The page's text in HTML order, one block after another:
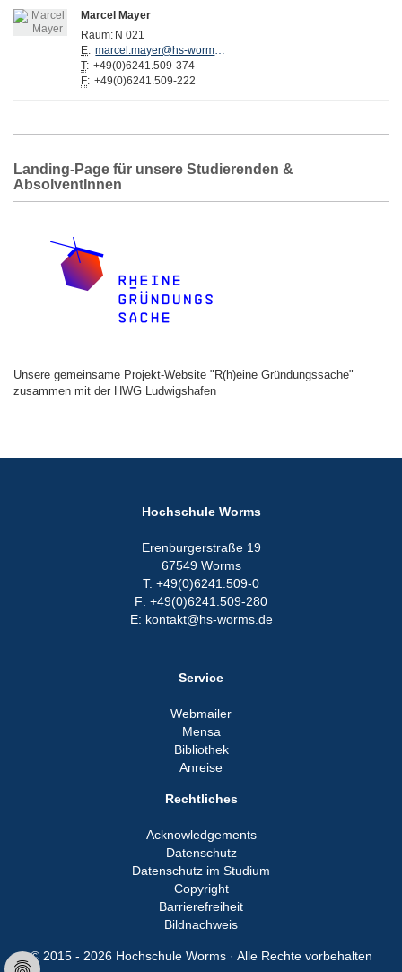
Marcel Mayer
Raum: N 021
E:
marcel.mayer@hs-worms.de
T: +49(0)6241.509-374
F: +49(0)6241.509-222
Landing-Page für unsere Studierenden &
AbsolventInnen
Unsere gemeinsame Projekt-Website "R(h)eine Gründungssache"
zusammen mit der HWG Ludwigshafen
Hochschule Worms
Erenburgerstraße 19
67549 Worms
T: +49(0)6241.509-0
F: +49(0)6241.509-280
E: kontakt@hs-worms.de
Service
Webmailer
Mensa
Bibliothek
Anreise
Rechtliches
Acknowledgements
Datenschutz
Datenschutz im Studium
Copyright
Barrierefreiheit
Bildnachweis
© 2015 - 2026 Hochschule Worms · Alle Rechte vorbehalten